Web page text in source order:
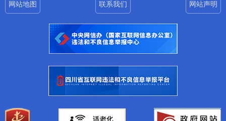
网站地图 联系我们 网站声明